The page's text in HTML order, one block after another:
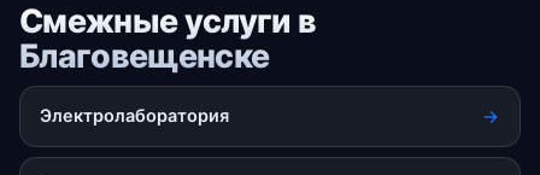
Смежные услуги в
Благовещенске
Электролаборатория